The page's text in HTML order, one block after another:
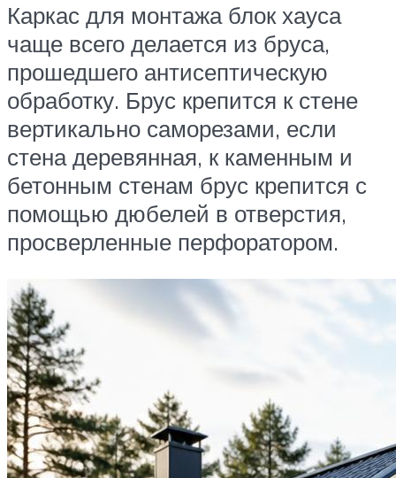
Каркас для монтажа блок хауса
чаще всего делается из бруса,
прошедшего антисептическую
обработку. Брус крепится к стене
вертикально саморезами, если
стена деревянная, к каменным и
бетонным стенам брус крепится с
помощью дюбелей в отверстия,
просверленные перфоратором.